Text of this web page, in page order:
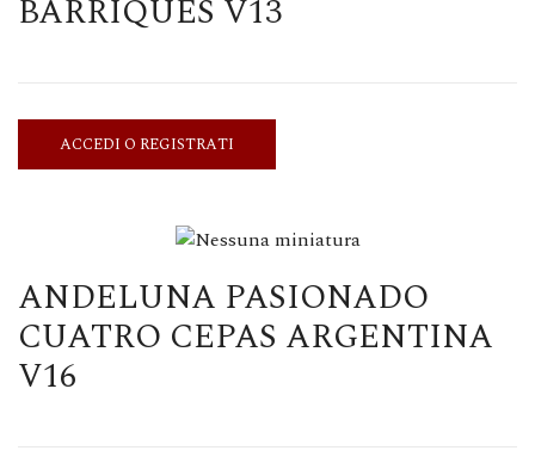
BARRIQUES V13
ACCEDI O REGISTRATI
ANDELUNA PASIONADO
CUATRO CEPAS ARGENTINA
V16